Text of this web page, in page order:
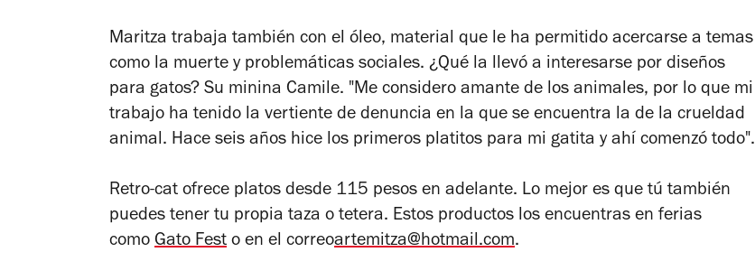
Maritza trabaja también con el óleo, material que le ha permitido acercarse a temas
como la muerte y problemáticas sociales. ¿Qué la llevó a interesarse por diseños
para gatos? Su minina Camile. "Me considero amante de los animales, por lo que mi
trabajo ha tenido la vertiente de denuncia en la que se encuentra la de la crueldad
animal. Hace seis años hice los primeros platitos para mi gatita y ahí comenzó todo".
Retro-cat ofrece platos desde 115 pesos en adelante. Lo mejor es que tú también
puedes tener tu propia taza o tetera. Estos productos los encuentras en ferias
como Gato Fest o en el correoartemitza@hotmail.com.